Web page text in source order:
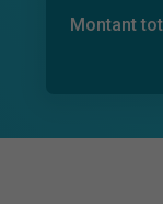
Montant